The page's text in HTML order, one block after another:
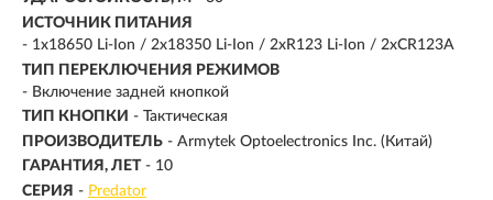
ИСТОЧНИК ПИТАНИЯ
- 1x18650 Li-Ion / 2x18350 Li-Ion / 2xR123 Li-Ion / 2xCR123A
ТИП ПЕРЕКЛЮЧЕНИЯ РЕЖИМОВ
- Включение задней кнопкой
ТИП КНОПКИ - Тактическая
ПРОИЗВОДИТЕЛЬ - Armytek Optoelectronics Inc. (Китай)
ГАРАНТИЯ, ЛЕТ - 10
СЕРИЯ - Predator